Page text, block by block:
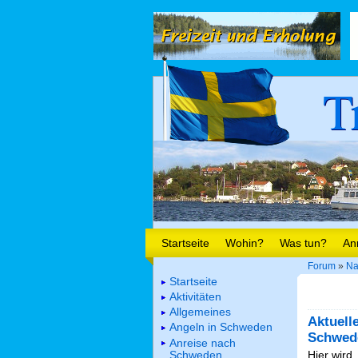
Startseite Wohin? Was tun?
Forum »
Hier
Startseite
Aktivitäten
Allgemeines
Angeln in Schweden
Anreise nach
Schweden